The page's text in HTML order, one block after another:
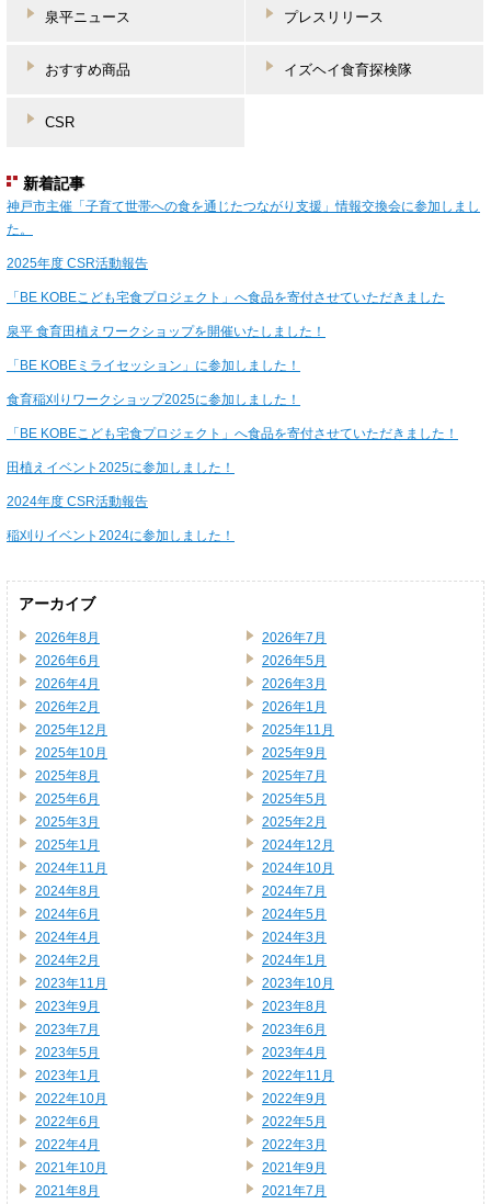
泉平ニュース プレスリリース
おすすめ商品 イズヘイ食育探検隊
CSR
新着記事
神戸市主催「子育て世帯への食を通じたつながり支援」情報交換会に参加しまし
た。
2025年度 CSR活動報告
「BE KOBEこども宅食プロジェクト」へ食品を寄付させていただきました
泉平 食育田植えワークショップを開催いたしました！
「BE KOBEミライセッション」に参加しました！
食育稲刈りワークショップ2025に参加しました！
「BE KOBEこども宅食プロジェクト」へ食品を寄付させていただきました！
田植えイベント2025に参加しました！
2024年度 CSR活動報告
稲刈りイベント2024に参加しました！
アーカイブ
2026年8月
2026年7月
2026年6月
2026年5月
2026年4月
2026年3月
2026年2月
2026年1月
2025年12月
2025年11月
2025年10月
2025年9月
2025年8月
2025年7月
2025年6月
2025年5月
2025年3月
2025年2月
2025年1月
2024年12月
2024年11月
2024年10月
2024年8月
2024年7月
2024年6月
2024年5月
2024年4月
2024年3月
2024年2月
2024年1月
2023年11月
2023年10月
2023年9月
2023年8月
2023年7月
2023年6月
2023年5月
2023年4月
2023年1月
2022年11月
2022年10月
2022年9月
2022年6月
2022年5月
2022年4月
2022年3月
2021年10月
2021年9月
2021年8月
2021年7月